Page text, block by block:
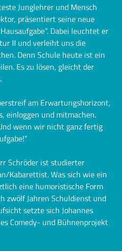
Junglehrer und Mensch
präsentiert seine neue
Dabei leuchtet er
II und verleiht uns die
Denn Schule heute ist ein
Es zu lösen, gleicht der
am Erwartungshorizont,
einloggen und mitmachen.
wenn wir nicht ganz fertig
Schröder ist studierter
Kabarettist. Was sich wie ein
eine humoristische Form
zwölf Jahren Schuldienst und
setzte sich Johannes
Comedy- und Bühnenprojekt